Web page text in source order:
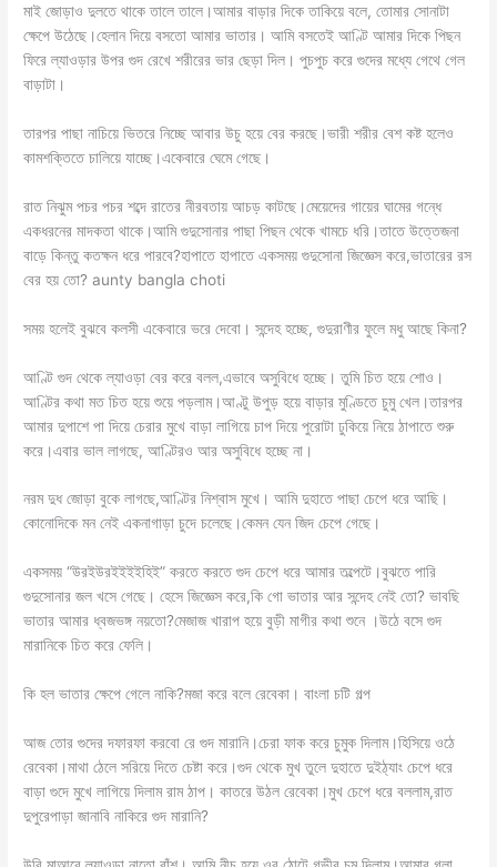
মাই জোড়াও দুলতে থাকে তালে তালে।আমার বাড়ার দিকে তাকিয়ে বলে, তোমার সোনাটা
ক্ষেপে উঠেছে।হেলান দিয়ে বসতো আমার ভাতার। আমি বসতেই আণ্টি আমার দিকে পিছন
ফিরে ল্যাওড়ার উপর গুদ রেখে শরীরের ভার ছেড়া দিল। পুচপুচ করে গুদের মধ্যে গেথে গেল
বাড়াটা।
তারপর পাছা নাচিয়ে ভিতরে নিচ্ছে আবার উচু হয়ে বের করছে।ভারী শরীর বেশ কষ্ট হলেও
কামশক্তিতে চালিয়ে যাচ্ছে।একেবারে ঘেমে গেছে।
রাত নিঝুম পচর পচর শব্দে রাতের নীরবতায় আচড় কাটছে।মেয়েদের গায়ের ঘামের গন্ধে
একধরনের মাদকতা থাকে।আমি গুদুসোনার পাছা পিছন থেকে খামচে ধরি।তাতে উত্তেজনা
বাড়ে কিন্তু কতক্ষন ধরে পারবে?হাপাতে হাপাতে একসময় গুদুসোনা জিজ্ঞেস করে,ভাতারের রস
বের হয় তো? aunty bangla choti
সময় হলেই বুঝবে কলসী একেবারে ভরে দেবো। সন্দেহ হচ্ছে, গুদুরাণীর ফুলে মধু আছে কিনা?
আণ্টি গুদ থেকে ল্যাওড়া বের করে বলল,এভাবে অসুবিধে হচ্ছে। তুমি চিত হয়ে শোও।
আণ্টির কথা মত চিত হয়ে শুয়ে পড়লাম।আণ্টু উপুড় হয়ে বাড়ার মুণ্ডিতে চুমু খেল।তারপর
আমার দুপাশে পা দিয়ে চেরার মুখে বাড়া লাগিয়ে চাপ দিয়ে পুরোটা ঢুকিয়ে নিয়ে ঠাপাতে শুরু
করে।এবার ভাল লাগছে, আণ্টিরও আর অসুবিধে হচ্ছে না।
নরম দুধ জোড়া বুকে লাগছে,আণ্টির নিশ্বাস মুখে। আমি দুহাতে পাছা চেপে ধরে আছি।
কোনোদিকে মন নেই একনাগাড়া চুদে চলেছে।কেমন যেন জিদ চেপে গেছে।
একসময় “উরইউরইইইইহিই” করতে করতে গুদ চেপে ধরে আমার তল্পেটে।বুঝতে পারি
গুদুসোনার জল খসে গেছে। হেসে জিজ্ঞেস করে,কি গো ভাতার আর সন্দেহ নেই তো? ভাবছি
ভাতার আমার ধ্বজভঙ্গ নয়তো?মেজাজ খারাপ হয়ে বুড়ী মাগীর কথা শুনে ।উঠে বসে গুদ
মারানিকে চিত করে ফেলি।
কি হল ভাতার ক্ষেপে গেলে নাকি?মজা করে বলে রেবেকা। বাংলা চটি গল্প
আজ তোর গুদের দফারফা করবো রে গুদ মারানি।চেরা ফাক করে চুমুক দিলাম।হিসিয়ে ওঠে
রেবেকা।মাথা ঠেলে সরিয়ে দিতে চেষ্টা করে।গুদ থেকে মুখ তুলে দুহাতে দুইঠ্যাং চেপে ধরে
বাড়া গুদে মুখে লাগিয়ে দিলাম রাম ঠাপ। কাতরে উঠল রেবেকা।মুখ চেপে ধরে বললাম,রাত
দুপুরেপাড়া জানাবি নাকিরে গুদ মারানি?